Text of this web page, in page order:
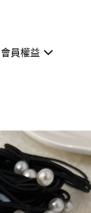
會員權益